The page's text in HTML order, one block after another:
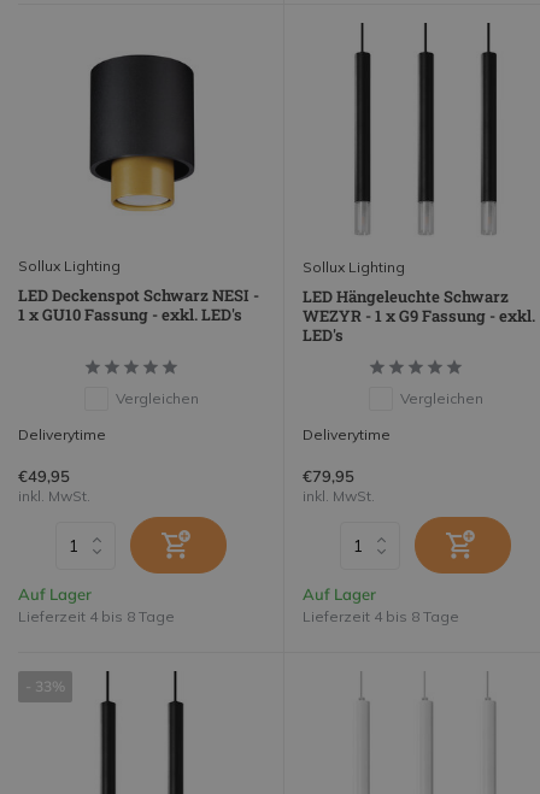
Sollux Lighting
LED Deckenspot Schwarz NESI -
1 x GU10 Fassung - exkl. LED's
Vergleichen
Deliverytime
€49,95
inkl. MwSt.
Auf Lager
Lieferzeit 4 bis 8 Tage
Sollux Lighting
LED Hängeleuchte Schwarz
WEZYR - 1 x G9 Fassung - exkl.
LED's
Vergleichen
Deliverytime
€79,95
inkl. MwSt.
Auf Lager
Lieferzeit 4 bis 8 Tage
- 33%